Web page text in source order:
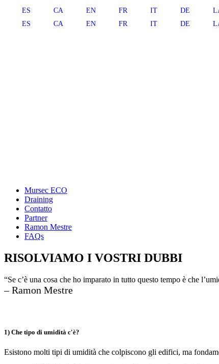
ES CA EN FR IT DE
ES
CA EN FR IT DE
Mursec ECO
Draining
Contatto
Partner
Ramon Mestre
FAQs
RISOLVIAMO I VOSTRI DUBBI
“Se c’è una cosa che ho imparato in tutto questo tempo è che
– Ramon Mestre
1) Che tipo di umidità c'è?
Esistono molti tipi di umidità che colpiscono gli edifici, ma